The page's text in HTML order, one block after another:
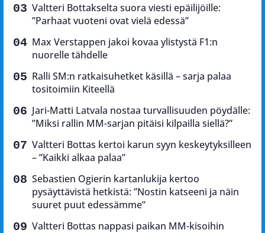
Valtteri Bottakselta suora viesti epäilijöille:
”Parhaat vuoteni ovat vielä edessä”
Max Verstappen jakoi kovaa ylistystä F1:n
nuorelle tähdelle
Ralli SM:n ratkaisuhetket käsillä – sarja palaa
tositoimiin Kiteellä
Jari-Matti Latvala nostaa turvallisuuden pöydälle:
”Miksi rallin MM-sarjan pitäisi kilpailla siellä?”
Valtteri Bottas kertoi karun syyn keskeytyksilleen
– ”Kaikki alkaa palaa”
Sebastien Ogierin kartanlukija kertoo
pysäyttävistä hetkistä: ”Nostin katseeni ja näin
suuret puut edessämme”
Valtteri Bottas nappasi paikan MM-kisoihin